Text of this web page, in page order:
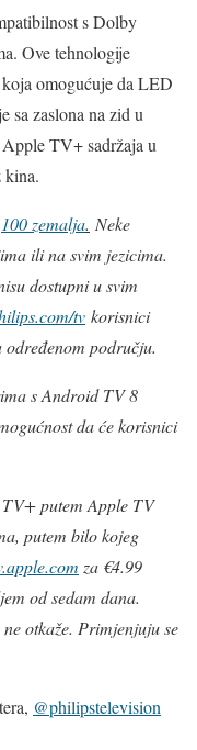
s Dolby
Ove tehnologije
omogućuje da LED
sa zaslona na zid u
TV+ sadržaja u
kina.
100 zemalja. Neke
ili na svim jezicima.
dostupni u svim
tv korisnici
području.
s Android TV 8
da će korisnici
putem Apple TV
putem bilo kojeg
za €4.99
od sedam dana.
otkaže. Primjenjuju se
@philipstelevision